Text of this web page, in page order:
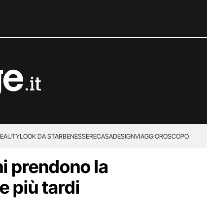
LOOK DA STARBENESSERECASADESIGNVIAGGIOROSCOPO
prendono la
più tardi